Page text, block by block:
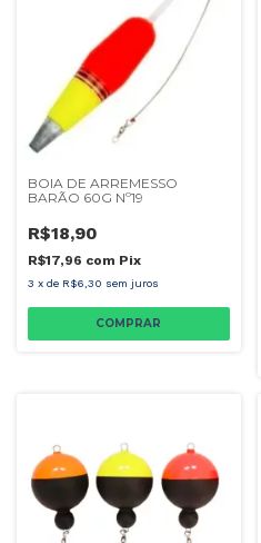
BOIA DE ARREMESSO
BARÃO 60G Nº19
R$18,90
R$17,96 com Pix
3 x de R$6,30 sem juros